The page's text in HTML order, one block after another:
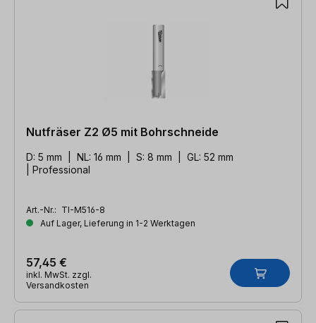
Nutfräser Z2 Ø5 mit Bohrschneide
D: 5 mm | NL: 16 mm | S: 8 mm | GL: 52 mm
| Professional
Art.-Nr.: TI-M516-8
Auf Lager, Lieferung in 1-2 Werktagen
57,45 €
inkl. MwSt. zzgl.
Versandkosten